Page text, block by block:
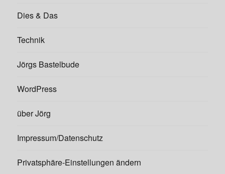
Dies & Das
Technik
Jörgs Bastelbude
WordPress
über Jörg
Impressum/Datenschutz
Privatsphäre-Einstellungen ändern